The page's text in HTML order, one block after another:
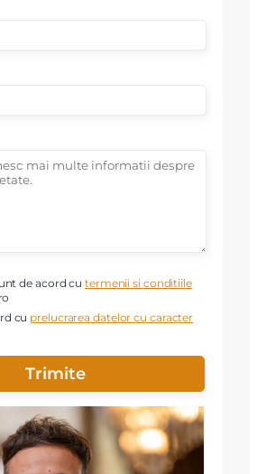
de acord cutermenii si conditiile
cu prelucrarea datelor cu caracter